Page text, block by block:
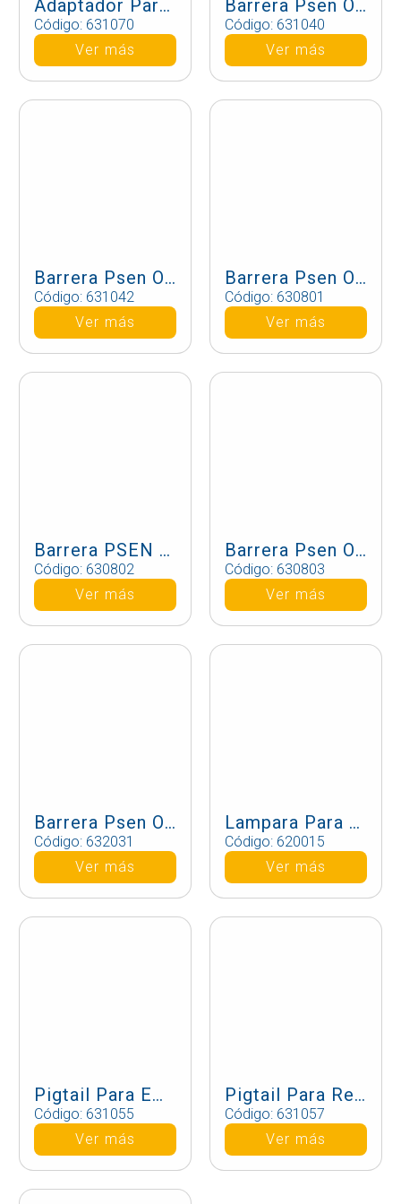
Adaptador Para Programacion Avanzada Psen Op
Código: 631070
Ver más
Barrera Psen Op2H-A-30-030/1
Código: 631040
Ver más
Barrera Psen Op2H-A-30-060/1
Código: 631042
Ver más
Barrera Psen Op4B-3-080/1
Código: 630801
Ver más
Barrera PSEN op4B-4-090/1
Código: 630802
Ver más
Barrera Psen Op4B-4-120/1
Código: 630803
Ver más
Barrera Psen Opii3H-S-30-180
Código: 632031
Ver más
Lampara Para Muting Pit Si 2.1 Led
Código: 620015
Ver más
Pigtail Para Emisor Psen Op
Código: 631055
Ver más
Pigtail Para Receptor Psen Op (Muting)
Código: 631057
Ver más